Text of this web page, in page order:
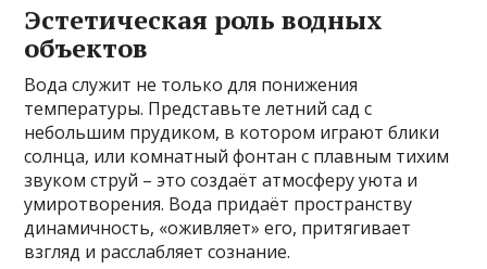
Эстетическая роль водных
объектов
Вода служит не только для понижения
температуры. Представьте летний сад с
небольшим прудиком, в котором играют блики
солнца, или комнатный фонтан с плавным тихим
звуком струй – это создаёт атмосферу уюта и
умиротворения. Вода придаёт пространству
динамичность, «оживляет» его, притягивает
взгляд и расслабляет сознание.